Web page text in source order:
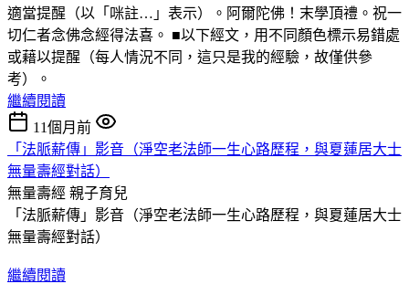
適當提醒（以「咪註…」表示）。阿爾陀佛！末學頂禮。祝一
切仁者念佛念經得法喜。 ■以下經文，用不同顏色標示易錯處
或藉以提醒（每人情況不同，這只是我的經驗，故僅供參
考）。
繼續閱讀
11個月前
「法脈薪傳」影音（淨空老法師一生心路歷程，與夏蓮居大士
無量壽經對話）
無量壽經 親子育兒
「法脈薪傳」影音（淨空老法師一生心路歷程，與夏蓮居大士
無量壽經對話）
繼續閱讀